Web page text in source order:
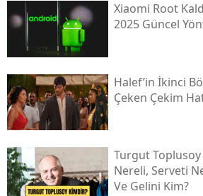
Xiaomi Root
2025 Güncel
Halef’in İkinci
Çeken Çekim
Turgut Toplusoy
Nereli, Serveti
Ve Gelini Kim?